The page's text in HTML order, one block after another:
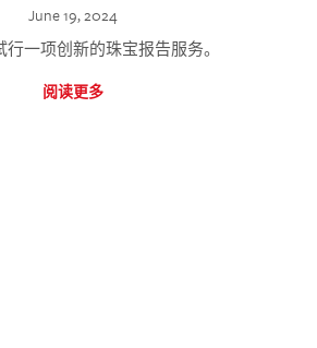
June 19, 2024
行一项创新的珠宝报告服务。
阅读更多